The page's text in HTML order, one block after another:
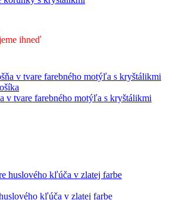
Možnosti
vybrať
na
stránke
ihneď
v tvare farebného motýľa s kryštálikmi
kľúča v zlatej farbe